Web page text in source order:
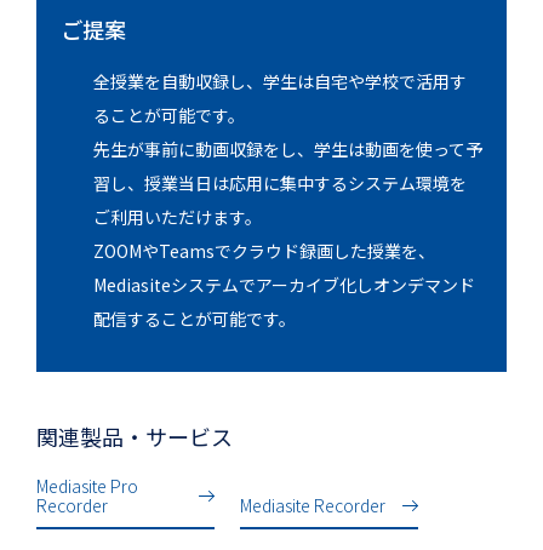
ご提案
全授業を自動収録し、学生は自宅や学校で活用す
ることが可能です。
先生が事前に動画収録をし、学生は動画を使って予
習し、授業当日は応用に集中するシステム環境を
ご利用いただけます。
ZOOMやTeamsでクラウド録画した授業を、
Mediasiteシステムでアーカイブ化しオンデマンド
配信することが可能です。
関連製品・サービス
Mediasite Pro
Recorder
Mediasite Recorder